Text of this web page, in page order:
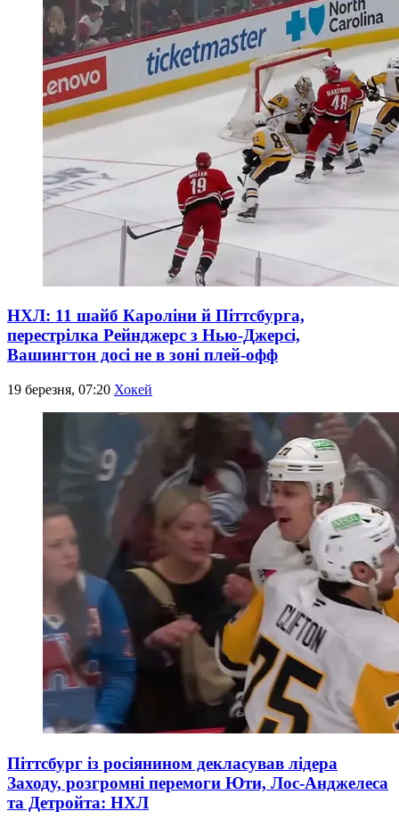
НХЛ: 11 шайб Кароліни й Піттсбурга,
перестрілка Рейнджерс з Нью-Джерсі,
Вашингтон досі не в зоні плей-офф
19 березня, 07:20 Хокей
Піттсбург із росіянином декласував лідера
Заходу, розгромні перемоги Юти, Лос-Анджелеса
та Детройта: НХЛ